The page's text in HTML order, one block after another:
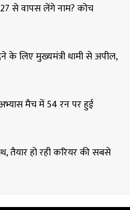
से वापस लेंगे नाम? कोच
के लिए मुख्यमंत्री धामी से अपील,
मैच में 54 रन पर हुई
तैयार हो रही करियर की सबसे